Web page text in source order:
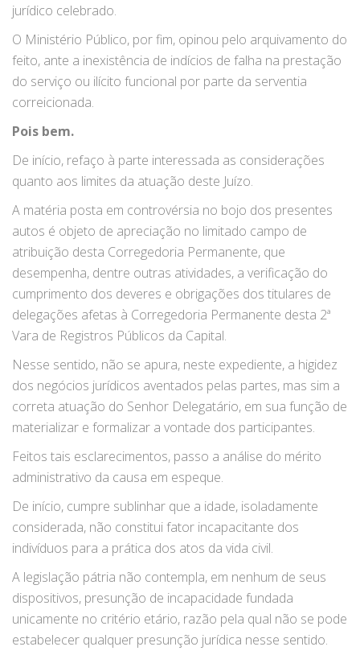
jurídico celebrado.
O Ministério Público, por fim, opinou pelo arquivamento do
feito, ante a inexistência de indícios de falha na prestação
do serviço ou ilícito funcional por parte da serventia
correicionada.
Pois bem.
De início, refaço à parte interessada as considerações
quanto aos limites da atuação deste Juízo.
A matéria posta em controvérsia no bojo dos presentes
autos é objeto de apreciação no limitado campo de
atribuição desta Corregedoria Permanente, que
desempenha, dentre outras atividades, a verificação do
cumprimento dos deveres e obrigações dos titulares de
delegações afetas à Corregedoria Permanente desta 2ª
Vara de Registros Públicos da Capital.
Nesse sentido, não se apura, neste expediente, a higidez
dos negócios jurídicos aventados pelas partes, mas sim a
correta atuação do Senhor Delegatário, em sua função de
materializar e formalizar a vontade dos participantes.
Feitos tais esclarecimentos, passo a análise do mérito
administrativo da causa em espeque.
De início, cumpre sublinhar que a idade, isoladamente
considerada, não constitui fator incapacitante dos
indivíduos para a prática dos atos da vida civil.
A legislação pátria não contempla, em nenhum de seus
dispositivos, presunção de incapacidade fundada
unicamente no critério etário, razão pela qual não se pode
estabelecer qualquer presunção jurídica nesse sentido.